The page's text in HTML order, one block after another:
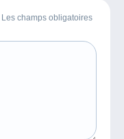
champs obligatoires